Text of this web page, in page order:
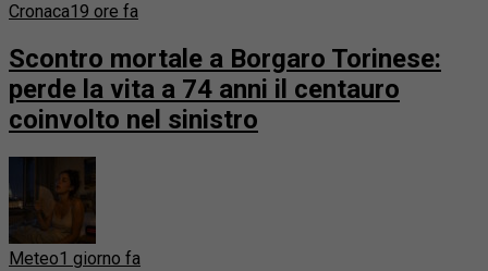
Cronaca19 ore fa
Scontro mortale a Borgaro Torinese:
perde la vita a 74 anni il centauro
coinvolto nel sinistro
Meteo1 giorno fa